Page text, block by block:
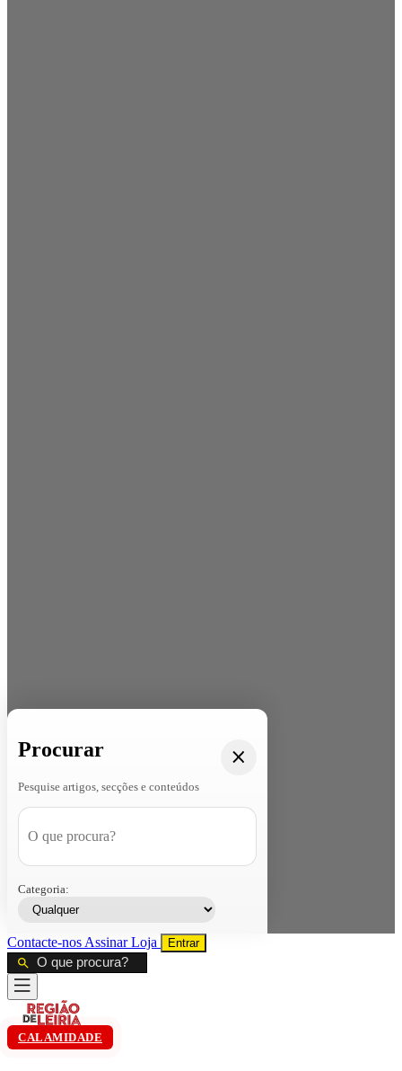
Procurar
Pesquise artigos, secções e conteúdos
Categoria:
Contacte-nos AssinarLoja Entrar
CALAMIDADE